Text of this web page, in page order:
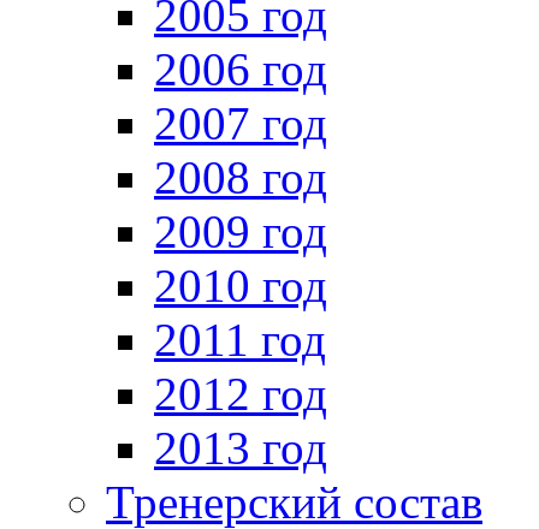
2005 год
2006 год
2007 год
2008 год
2009 год
2010 год
2011 год
2012 год
2013 год
Тренерский состав